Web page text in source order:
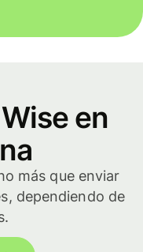
en
más que enviar
dependiendo de